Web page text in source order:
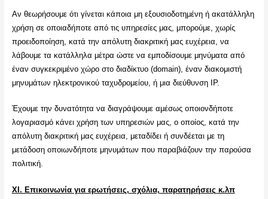
Αν θεωρήσουμε ότι γίνεται κάποια μη εξουσιοδοτημένη ή ακατάλληλη
χρήση σε οποιαδήποτε από τις υπηρεσίες μας, μπορούμε, χωρίς
προειδοποίηση, κατά την απόλυτη διακριτική μας ευχέρεια, να
λάβουμε τα κατάλληλα μέτρα ώστε να εμποδίσουμε μηνύματα από
έναν συγκεκριμένο χώρο στο διαδίκτυο (domain), έναν διακομιστή
μηνυμάτων ηλεκτρονικού ταχυδρομείου, ή μια διεύθυνση IP.
Έχουμε την δυνατότητα να διαγράψουμε αμέσως οποιονδήποτε
λογαριασμό κάνει χρήση των υπηρεσιών μας, ο οποίος, κατά την
απόλυτη διακριτική μας ευχέρεια, μεταδίδει ή συνδέεται με τη
μετάδοση οποιωνδήποτε μηνυμάτων που παραβιάζουν την παρούσα
πολιτική.
ΧΙ. Επικοινωνία για ερωτήσεις, σχόλια, παρατηρήσεις κ.λπ